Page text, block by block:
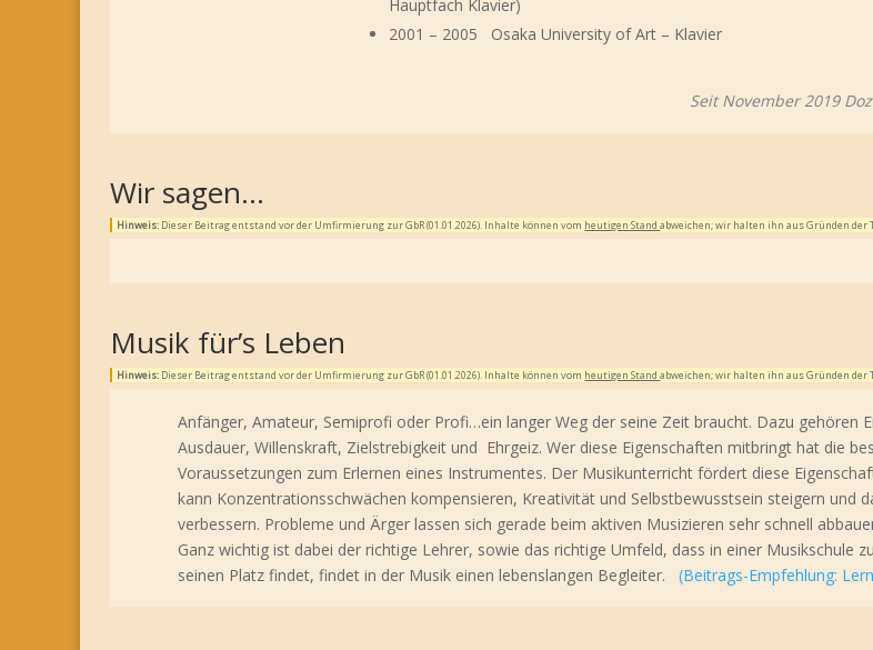
Hauptfach Klavier)
2001 – 2005 Osaka University of Art – Klavier
Seit November 2019
Wir sagen…
Hinweis: Dieser Beitrag entstand vor der Umfirmierung zur GbR (01.01.2026). Inhalte können vom heutigen Standabweichen; wir halten ihn aus Gründen
Musik für’s Leben
Hinweis: Dieser Beitrag entstand vor der Umfirmierung zur GbR (01.01.2026). Inhalte können vom heutigen Standabweichen; wir halten ihn aus Gründen
Anfänger, Amateur, Semiprofi oder Profi…ein langer Weg der seine Zeit braucht. Dazu gehören
Ausdauer, Willenskraft, Zielstrebigkeit und Ehrgeiz. Wer diese Eigenschaften mitbringt hat die
Voraussetzungen zum Erlernen eines Instrumentes. Der Musikunterricht fördert diese
kann Konzentrationsschwächen kompensieren, Kreativität und Selbstbewusstsein steigern und
verbessern. Probleme und Ärger lassen sich gerade beim aktiven Musizieren sehr schnell
Ganz wichtig ist dabei der richtige Lehrer, sowie das richtige Umfeld, dass in einer Musikschule
seinen Platz findet, findet in der Musik einen lebenslangen Begleiter.(Beitrags-Empfehlung: